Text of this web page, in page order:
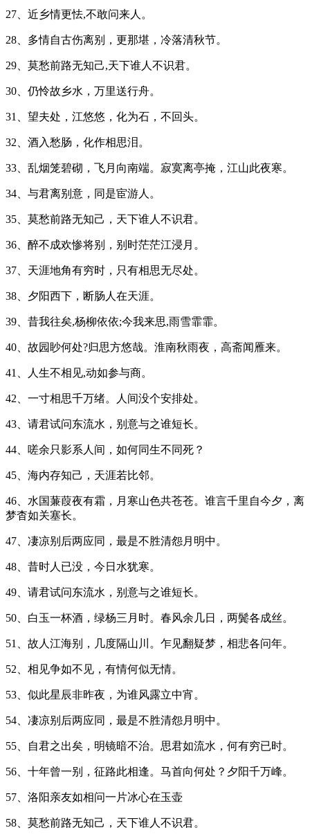
27、近乡情更怯,不敢问来人。
28、多情自古伤离别，更那堪，冷落清秋节。
29、莫愁前路无知己,天下谁人不识君。
30、仍怜故乡水，万里送行舟。
31、望夫处，江悠悠，化为石，不回头。
32、酒入愁肠，化作相思泪。
33、乱烟笼碧砌，飞月向南端。寂寞离亭掩，江山此夜寒。
34、与君离别意，同是宦游人。
35、莫愁前路无知己，天下谁人不识君。
36、醉不成欢惨将别，别时茫茫江浸月。
37、天涯地角有穷时，只有相思无尽处。
38、夕阳西下，断肠人在天涯。
39、昔我往矣,杨柳依依;今我来思,雨雪霏霏。
40、故园眇何处?归思方悠哉。淮南秋雨夜，高斋闻雁来。
41、人生不相见,动如参与商。
42、一寸相思千万绪。人间没个安排处。
43、请君试问东流水，别意与之谁短长。
44、嗟余只影系人间，如何同生不同死？
45、海内存知己，天涯若比邻。
46、水国蒹葭夜有霜，月寒山色共苍苍。谁言千里自今夕，离
梦杳如关塞长。
47、凄凉别后两应同，最是不胜清怨月明中。
48、昔时人已没，今日水犹寒。
49、请君试问东流水，别意与之谁短长。
50、白玉一杯酒，绿杨三月时。春风余几日，两鬓各成丝。
51、故人江海别，几度隔山川。乍见翻疑梦，相悲各问年。
52、相见争如不见，有情何似无情。
53、似此星辰非昨夜，为谁风露立中宵。
54、凄凉别后两应同，最是不胜清怨月明中。
55、自君之出矣，明镜暗不治。思君如流水，何有穷已时。
56、十年曾一别，征路此相逢。马首向何处？夕阳千万峰。
57、洛阳亲友如相问一片冰心在玉壶
58、莫愁前路无知己，天下谁人不识君。